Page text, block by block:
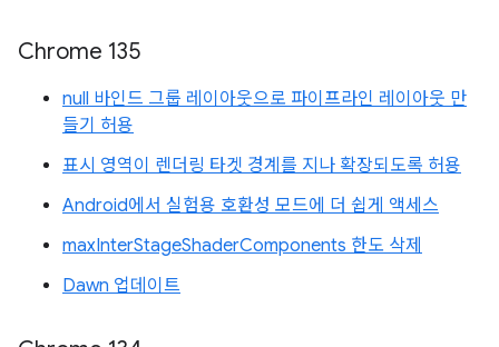
Chrome 135
null 바인드 그룹 레이아웃으로 파이프라인 레이아웃 만
들기 허용
표시 영역이 렌더링 타겟 경계를 지나 확장되도록 허용
Android에서 실험용 호환성 모드에 더 쉽게 액세스
maxInterStageShaderComponents 한도 삭제
Dawn 업데이트